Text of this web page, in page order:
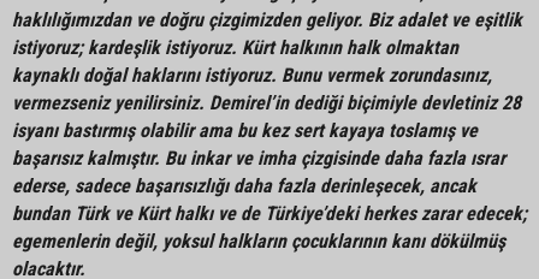
haklılığımızdan ve doğru çizgimizden geliyor. Biz adalet ve eşitlik
istiyoruz; kardeşlik istiyoruz. Kürt halkının halk olmaktan
kaynaklı doğal haklarını istiyoruz. Bunu vermek zorundasınız,
vermezseniz yenilirsiniz. Demirel’in dediği biçimiyle devletiniz 28
isyanı bastırmış olabilir ama bu kez sert kayaya toslamış ve
başarısız kalmıştır. Bu inkar ve imha çizgisinde daha fazla ısrar
ederse, sadece başarısızlığı daha fazla derinleşecek, ancak
bundan Türk ve Kürt halkı ve de Türkiye’deki herkes zarar edecek;
egemenlerin değil, yoksul halkların çocuklarının kanı dökülmüş
olacaktır.